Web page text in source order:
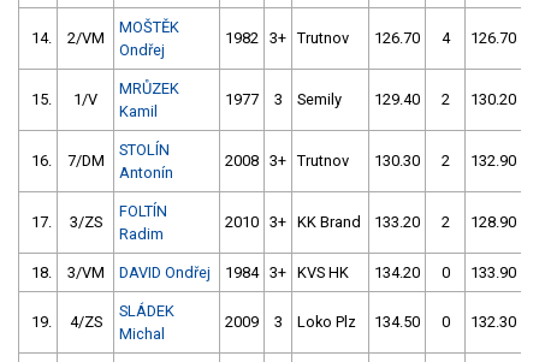
14. 2/VM
MOŠTĚK
Ondřej
1982 3+ Trutnov 126.70 4 126.70
15. 1/V
MRŮZEK
Kamil
1977 3 Semily 129.40 2 130.20
16. 7/DM
STOLÍN
Antonín
2008 3+ Trutnov 130.30 2 132.90
17. 3/ZS
FOLTÍN
Radim
2010 3+ KK Brand 133.20 2 128.90
18. 3/VM DAVID Ondřej 1984 3+ KVS HK 134.20 0 133.90
19. 4/ZS
SLÁDEK
Michal
2009 3 Loko Plz 134.50 0 132.30